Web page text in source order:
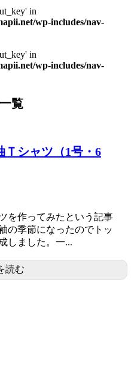
in
wp-includes/nav-
in
wp-includes/nav-
一覧
Ｔシャツ（1号・6
を作ってみたという記事
の季節になったのでトッ
しました。一...
読む